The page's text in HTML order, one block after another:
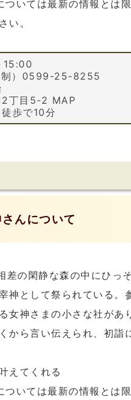
いては最新の情報とは
い。
15:00
制）0599-25-8255
2丁目5-2 MAP
歩で10分
んについて
差の閑静な森の中にひっ
神として祭られている。
女神さまの小さな社が
から言い伝えられ、初詣
えてくれる
いては最新の情報とは